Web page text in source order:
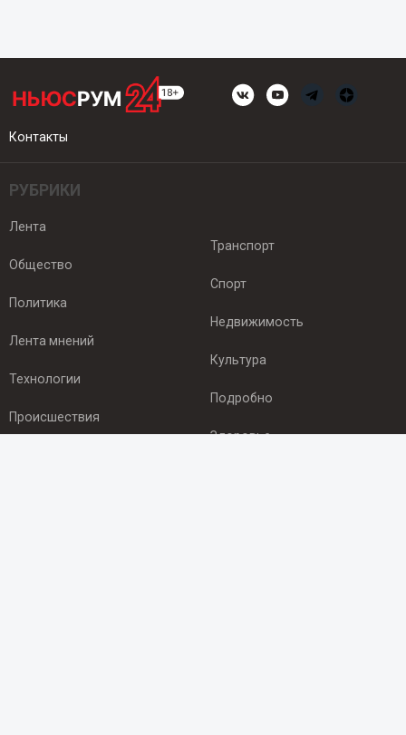
Контакты
РУБРИКИ
Лента
Общество
Политика
Лента мнений
Технологии
Происшествия
Транспорт
Спорт
Недвижимость
Культура
Подробно
Здоровье